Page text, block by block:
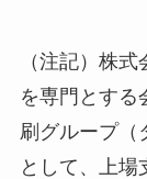
（注記）株
を専門とする
刷グループ（
として、上場